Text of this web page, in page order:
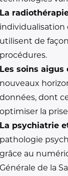
La
individualisation
utilisent de
procédures.
Les soins
nouveaux
données, dont
optimiser la
La psychiatrie
pathologie
grâce au
Générale de la